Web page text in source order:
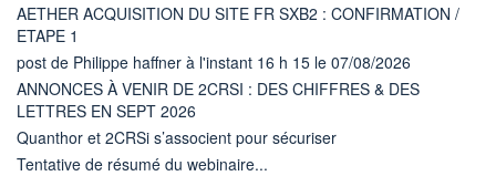
AETHER ACQUISITION DU SITE FR SXB2 : CONFIRMATION /
ETAPE 1
post de Philippe haffner à l'instant 16 h 15 le 07/08/2026
ANNONCES À VENIR DE 2CRSI : DES CHIFFRES & DES
LETTRES EN SEPT 2026
Quanthor et 2CRSi s’associent pour sécuriser
Tentative de résumé du webinaire...